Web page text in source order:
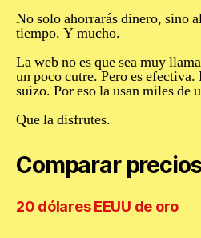
No solo ahorrarás dinero, sino
tiempo. Y mucho.
La web no es que sea muy
un poco cutre. Pero esefectiva.
suizo. Por eso la usan miles de
Que la disfrutes.
Comparar
20 dólares EEUU de oro